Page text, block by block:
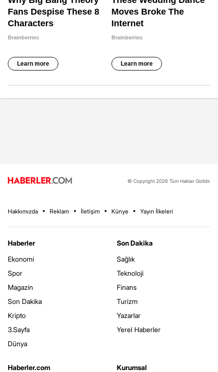
© Copyright 2026 Tüm Hakları Gizlidir.
Hakkımızda Reklam İletişim Künye Yayın İlkeleri
Haberler
Ekonomi
Spor
Magazin
Son Dakika
Kripto
3.Sayfa
Dünya
Son Dakika
Sağlık
Teknoloji
Finans
Turizm
Yazarlar
Yerel Haberler
Haberler.com
Kurumsal